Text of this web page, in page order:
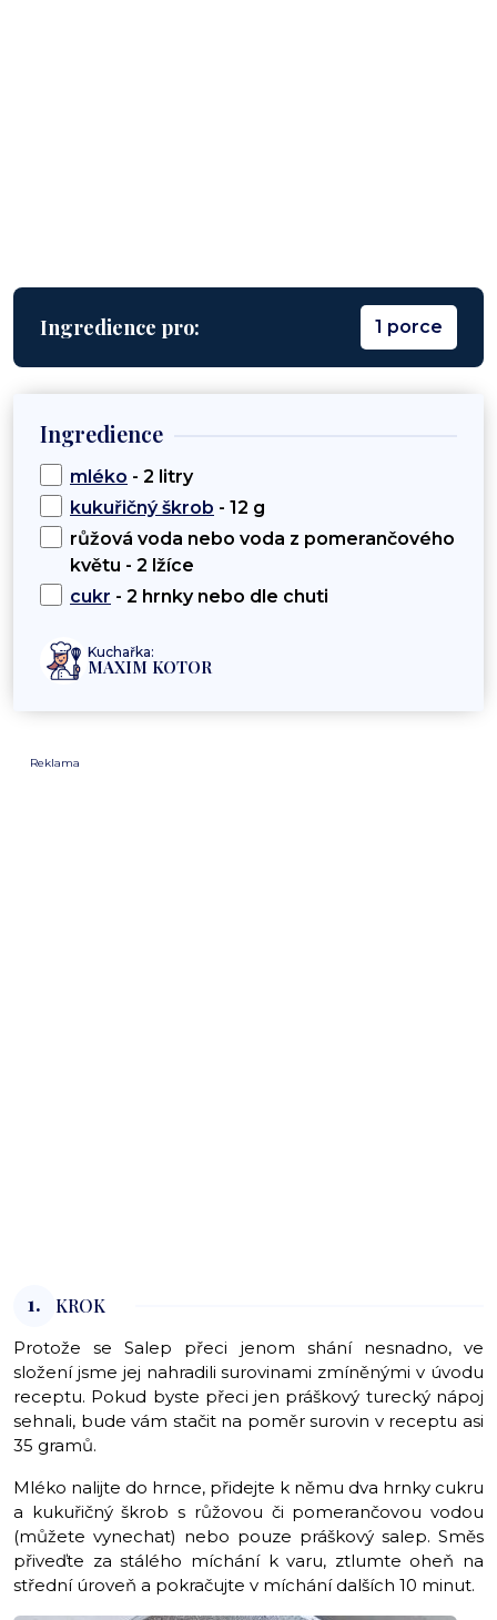
Ingredience pro: 1 porce
Ingredience
mléko - 2 litry
kukuřičný škrob - 12 g
růžová voda nebo voda z pomerančového
květu - 2 lžíce
cukr - 2 hrnky nebo dle chuti
Kuchařka:
MAXIM KOTOR
Reklama
1. KROK
Protože se Salep přeci jenom shání nesnadno, ve
složení jsme jej nahradili surovinami zmíněnými v úvodu
receptu. Pokud byste přeci jen práškový turecký nápoj
sehnali, bude vám stačit na poměr surovin v receptu asi
35 gramů.
Mléko nalijte do hrnce, přidejte k němu dva hrnky cukru
a kukuřičný škrob s růžovou či pomerančovou vodou
(můžete vynechat) nebo pouze práškový salep. Směs
přiveďte za stálého míchání k varu, ztlumte oheň na
střední úroveň a pokračujte v míchání dalších 10 minut.